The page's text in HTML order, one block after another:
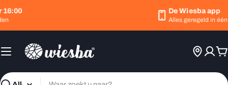
naar
inhoud
De Wiesba app
Alles geregeld in één